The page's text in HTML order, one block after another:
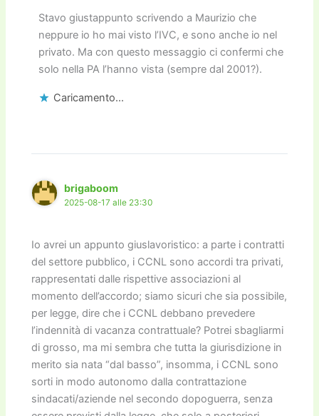
Stavo giustappunto scrivendo a Maurizio che
neppure io ho mai visto l’IVC, e sono anche io nel
privato. Ma con questo messaggio ci confermi che
solo nella PA l’hanno vista (sempre dal 2001?).
Caricamento...
brigaboom
2025-08-17 alle 23:30
Io avrei un appunto giuslavoristico: a parte i contratti
del settore pubblico, i CCNL sono accordi tra privati,
rappresentati dalle rispettive associazioni al
momento dell’accordo; siamo sicuri che sia possibile,
per legge, dire che i CCNL debbano prevedere
l’indennità di vacanza contrattuale? Potrei sbagliarmi
di grosso, ma mi sembra che tutta la giurisdizione in
merito sia nata “dal basso”, insomma, i CCNL sono
sorti in modo autonomo dalla contrattazione
sindacati/aziende nel secondo dopoguerra, senza